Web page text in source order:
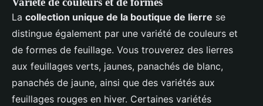
La collection unique de la boutique de lierre se
distingue également par une variété de couleurs et
de formes de feuillage. Vous trouverez des lierres
aux feuillages verts, jaunes, panachés de blanc,
panachés de jaune, ainsi que des variétés aux
feuillages rouges en hiver. Certaines variétés